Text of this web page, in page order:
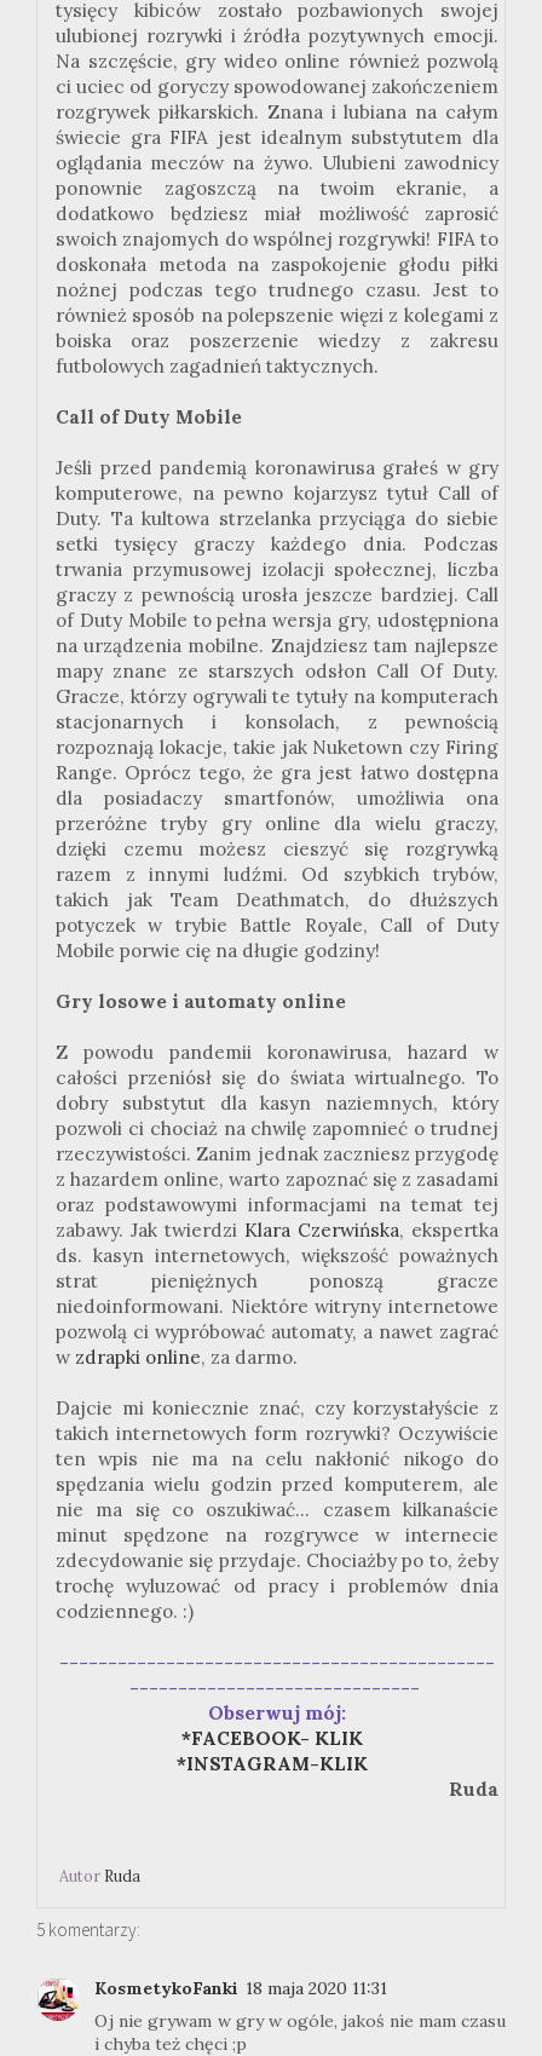
tysięcy kibiców zostało pozbawionych swojej
ulubionej rozrywki i źródła pozytywnych emocji.
Na szczęście, gry wideo online również pozwolą
ci uciec od goryczy spowodowanej zakończeniem
rozgrywek piłkarskich. Znana i lubiana na całym
świecie gra FIFA jest idealnym substytutem dla
oglądania meczów na żywo. Ulubieni zawodnicy
ponownie zagoszczą na twoim ekranie, a
dodatkowo będziesz miał możliwość zaprosić
swoich znajomych do wspólnej rozgrywki! FIFA to
doskonała metoda na zaspokojenie głodu piłki
nożnej podczas tego trudnego czasu. Jest to
również sposób na polepszenie więzi z kolegami z
boiska oraz poszerzenie wiedzy z zakresu
futbolowych zagadnień taktycznych.
Call of Duty Mobile
Jeśli przed pandemią koronawirusa grałeś w gry
komputerowe, na pewno kojarzysz tytuł Call of
Duty. Ta kultowa strzelanka przyciąga do siebie
setki tysięcy graczy każdego dnia. Podczas
trwania przymusowej izolacji społecznej, liczba
graczy z pewnością urosła jeszcze bardziej. Call
of Duty Mobile to pełna wersja gry, udostępniona
na urządzenia mobilne. Znajdziesz tam najlepsze
mapy znane ze starszych odsłon Call Of Duty.
Gracze, którzy ogrywali te tytuły na komputerach
stacjonarnych i konsolach, z pewnością
rozpoznają lokacje, takie jak Nuketown czy Firing
Range. Oprócz tego, że gra jest łatwo dostępna
dla posiadaczy smartfonów, umożliwia ona
przeróżne tryby gry online dla wielu graczy,
dzięki czemu możesz cieszyć się rozgrywką
razem z innymi ludźmi. Od szybkich trybów,
takich jak Team Deathmatch, do dłuższych
potyczek w trybie Battle Royale, Call of Duty
Mobile porwie cię na długie godziny!
Gry losowe i automaty online
Z powodu pandemii koronawirusa, hazard w
całości przeniósł się do świata wirtualnego. To
dobry substytut dla kasyn naziemnych, który
pozwoli ci chociaż na chwilę zapomnieć o trudnej
rzeczywistości. Zanim jednak zaczniesz przygodę
z hazardem online, warto zapoznać się z zasadami
oraz podstawowymi informacjami na temat tej
zabawy. Jak twierdzi Klara Czerwińska, ekspertka
ds. kasyn internetowych, większość poważnych
strat pieniężnych ponoszą gracze
niedoinformowani. Niektóre witryny internetowe
pozwolą ci wypróbować automaty, a nawet zagrać
w zdrapki online, za darmo.
Dajcie mi koniecznie znać, czy korzystałyście z
takich internetowych form rozrywki? Oczywiście
ten wpis nie ma na celu nakłonić nikogo do
spędzania wielu godzin przed komputerem, ale
nie ma się co oszukiwać... czasem kilkanaście
minut spędzone na rozgrywce w internecie
zdecydowanie się przydaje. Chociażby po to, żeby
trochę wyluzować od pracy i problemów dnia
codziennego. :)
---------------------------------------------
------------------------------
Obserwuj mój:
*FACEBOOK- KLIK
*INSTAGRAM-KLIK
Ruda
Autor Ruda
5 komentarzy:
KosmetykoFanki 18 maja 2020 11:31
Oj nie grywam w gry w ogóle, jakoś nie mam czasu
i chyba też chęci ;p